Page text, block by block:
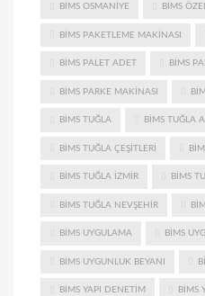
BIMS OSMANIYE BIMS
BIMS PAKETLEME MAKINASI
BIMS PALET ADET BIMS
BIMS PARKE MAKINASI
BIMS TUĞLA BIMS TUĞLA
BIMS TUĞLA ÇEŞITLERI
BIMS TUĞLA IZMIR BIMS
BIMS TUĞLA NEVŞEHIR
BIMS UYGULAMA BIMS
BIMS UYGUNLUK BEYANI
BIMS YAPI DENETIM BIMS